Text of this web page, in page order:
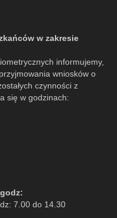
w zakresie
informujemy,
wniosków o
czynności z
się w godzinach:
7.00 do 14.30